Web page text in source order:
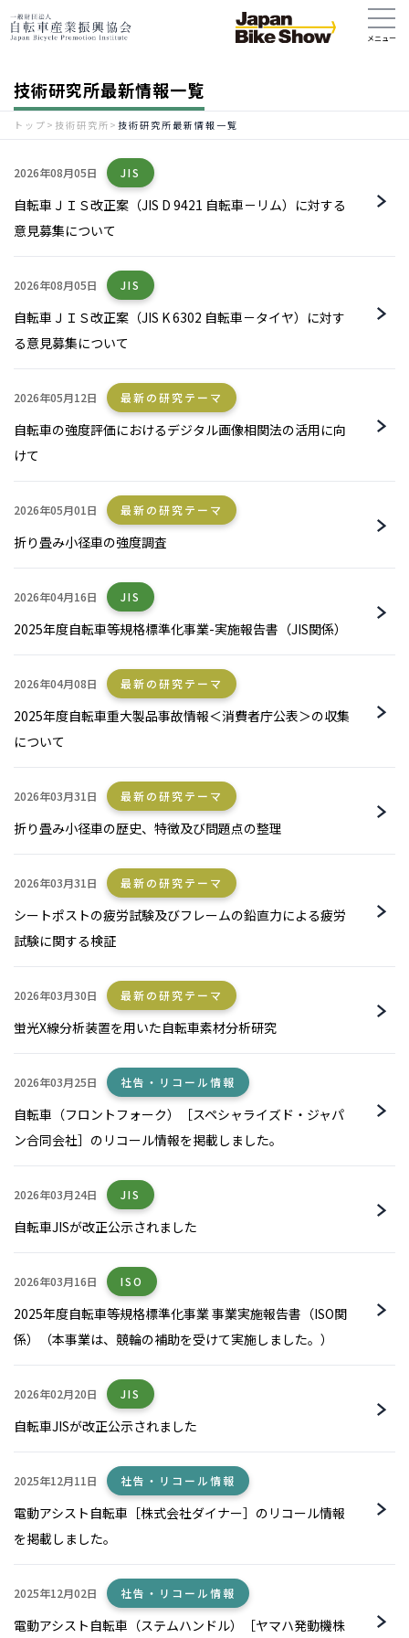
技術研究所最新情報一覧
トップ > 技術研究所 > 技術研究所最新情報一覧
2026年08月05日 JIS
自転車ＪＩＳ改正案（JIS D 9421 自転車－リム）に対する
意見募集について
2026年08月05日 JIS
自転車ＪＩＳ改正案（JIS K 6302 自転車－タイヤ）に対す
る意見募集について
2026年05月12日 最新の研究テーマ
自転車の強度評価におけるデジタル画像相関法の活用に向
けて
2026年05月01日 最新の研究テーマ
折り畳み小径車の強度調査
2026年04月16日 JIS
2025年度自転車等規格標準化事業-実施報告書（JIS関係）
2026年04月08日 最新の研究テーマ
2025年度自転車重大製品事故情報＜消費者庁公表＞の収集
について
2026年03月31日 最新の研究テーマ
折り畳み小径車の歴史、特徴及び問題点の整理
2026年03月31日 最新の研究テーマ
シートポストの疲労試験及びフレームの鉛直力による疲労
試験に関する検証
2026年03月30日 最新の研究テーマ
蛍光X線分析装置を用いた自転車素材分析研究
2026年03月25日 社告・リコール情報
自転車（フロントフォーク）［スペシャライズド・ジャパ
ン合同会社］のリコール情報を掲載しました。
2026年03月24日 JIS
自転車JISが改正公示されました
2026年03月16日 ISO
2025年度自転車等規格標準化事業 事業実施報告書（ISO関
係）（本事業は、競輪の補助を受けて実施しました。）
2026年02月20日 JIS
自転車JISが改正公示されました
2025年12月11日 社告・リコール情報
電動アシスト自転車［株式会社ダイナー］のリコール情報
を掲載しました。
2025年12月02日 社告・リコール情報
電動アシスト自転車（ステムハンドル）［ヤマハ発動機株